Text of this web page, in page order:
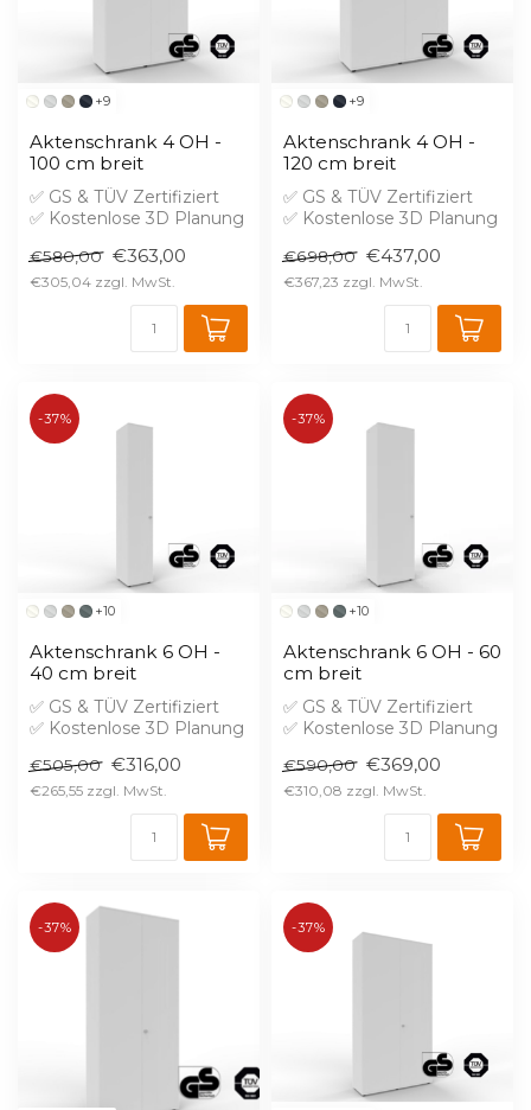
+9
Aktenschrank 4 OH -
100 cm breit
✅ GS & TÜV Zertifiziert
✅ Kostenlose 3D Planung
Aufprei...
€580,00 €363,00
€305,04
+9
Aktenschrank 4 OH -
120 cm breit
✅ GS & TÜV Zertifiziert
✅ Kostenlose 3D Planung
Aufprei...
€698,00 €437,00
€367,23
+10
-37%
Aktenschrank 6 OH -
40 cm breit
✅ GS & TÜV Zertifiziert
✅ Kostenlose 3D Planung
Aufprei...
€505,00 €316,00
€265,55
+10
-37%
Aktenschrank 6 OH - 60
cm breit
✅ GS & TÜV Zertifiziert
✅ Kostenlose 3D Planung
Aufprei...
€590,00 €369,00
€310,08
-37% -37%